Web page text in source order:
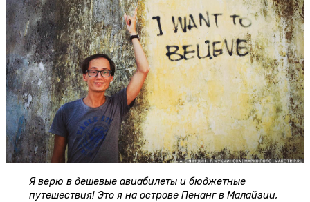
Я верю в дешевые авиабилеты и бюджетные
путешествия! Это я на острове Пенанг в Малайзии,